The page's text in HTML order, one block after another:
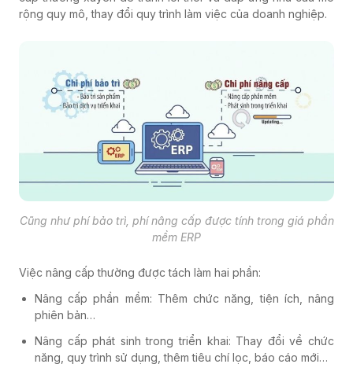
rộng quy mô, thay đổi quy trình làm việc của doanh nghiệp.
Cũng như phí bảo trì, phí nâng cấp được tính trong giá phần
mềm ERP
Việc nâng cấp thường được tách làm hai phần:
Nâng cấp phần mềm: Thêm chức năng, tiện ích, nâng
phiên bản…
Nâng cấp phát sinh trong triển khai: Thay đổi về chức
năng, quy trình sử dụng, thêm tiêu chí lọc, báo cáo mới…